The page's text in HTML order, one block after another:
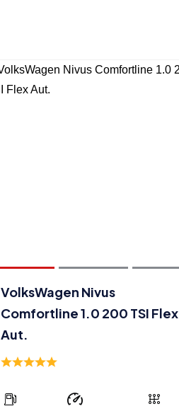
VolksWagen Nivus
Comfortline 1.0 200 TSI Flex
Aut.